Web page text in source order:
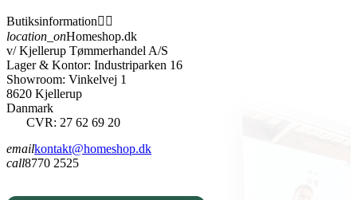
Butiksinformation 
location_onHomeshop.dk
v/ Kjellerup Tømmerhandel A/S
Lager & Kontor: Industriparken 16
Showroom: Vinkelvej 1
8620 Kjellerup
Danmark
CVR: 27 62 69 20
emailkontakt@homeshop.dk
call8770 2525